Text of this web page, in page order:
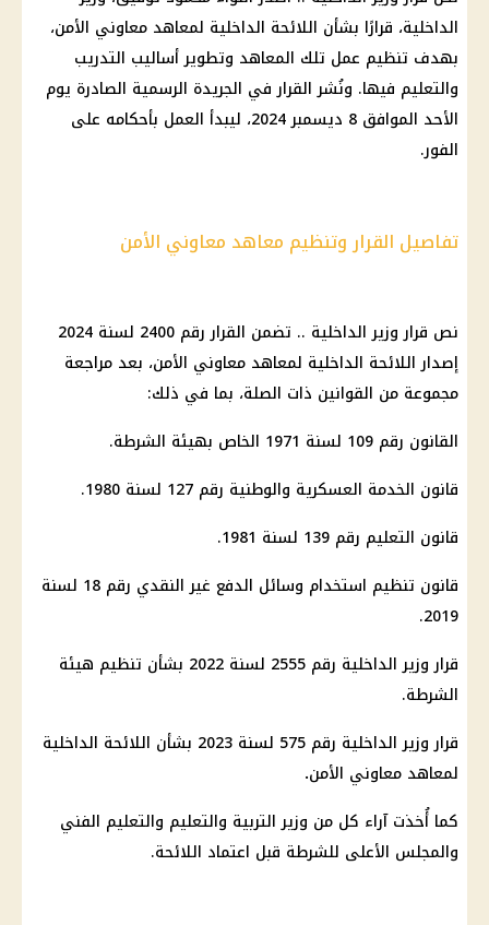
الداخلية، قرارًا بشأن اللائحة الداخلية لمعاهد معاوني الأمن،
بهدف تنظيم عمل تلك المعاهد وتطوير أساليب التدريب
والتعليم فيها. ونُشر القرار في الجريدة الرسمية الصادرة يوم
الأحد الموافق 8 ديسمبر 2024، ليبدأ العمل بأحكامه على
الفور.
تفاصيل القرار وتنظيم معاهد معاوني الأمن
نص قرار وزير الداخلية .. تضمن القرار رقم 2400 لسنة 2024
إصدار اللائحة الداخلية لمعاهد معاوني الأمن، بعد مراجعة
مجموعة من القوانين ذات الصلة، بما في ذلك:
القانون رقم 109 لسنة 1971 الخاص بهيئة الشرطة.
قانون الخدمة العسكرية والوطنية رقم 127 لسنة 1980.
قانون التعليم رقم 139 لسنة 1981.
قانون تنظيم استخدام وسائل الدفع غير النقدي رقم 18 لسنة
2019.
قرار وزير الداخلية رقم 2555 لسنة 2022 بشأن تنظيم هيئة
الشرطة.
قرار وزير الداخلية رقم 575 لسنة 2023 بشأن اللائحة الداخلية
لمعاهد معاوني الأمن.
كما أُخذت آراء كل من وزير التربية والتعليم والتعليم الفني
والمجلس الأعلى للشرطة قبل اعتماد اللائحة.